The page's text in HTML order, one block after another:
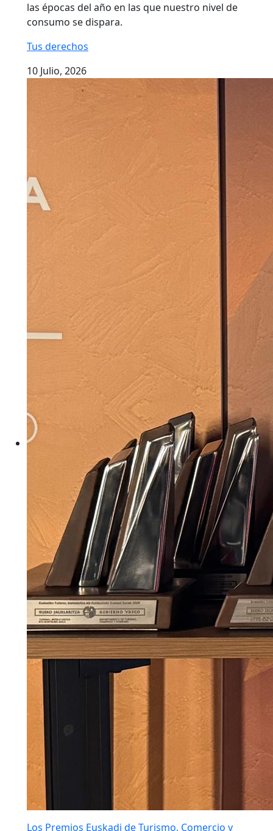
las épocas del año en las que nuestro nivel de
consumo se dispara.
Tus derechos
10 Julio, 2026
Los Premios Euskadi de Turismo, Comercio y